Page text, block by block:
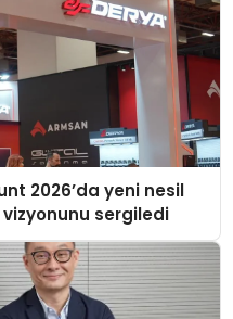
2026’da yeni nesil
sergiledi